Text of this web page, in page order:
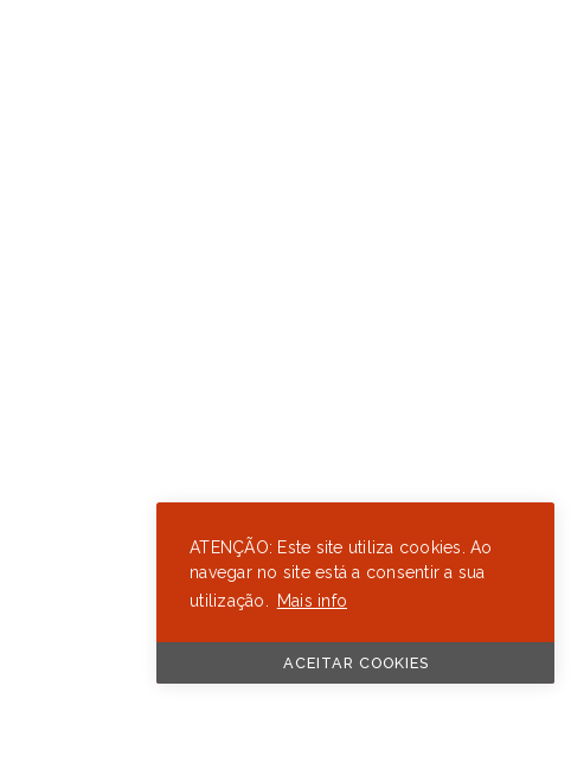
ATENÇÃO: Este site utiliza cookies. Ao
navegar no site está a consentir a sua
utilização.
Mais info
ACEITAR COOKIES